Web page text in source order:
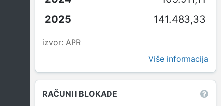
141.483,33
izvor: APR
Više informacija
RAČUNI I BLOKADE